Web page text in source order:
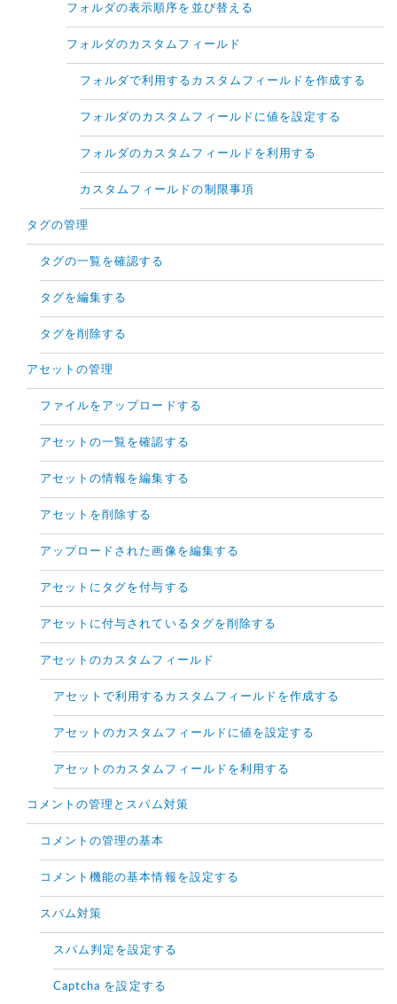
フォルダの表示順序を並び替える
フォルダのカスタムフィールド
フォルダで利用するカスタムフィールドを作成する
フォルダのカスタムフィールドに値を設定する
フォルダのカスタムフィールドを利用する
カスタムフィールドの制限事項
タグの管理
タグの一覧を確認する
タグを編集する
タグを削除する
アセットの管理
ファイルをアップロードする
アセットの一覧を確認する
アセットの情報を編集する
アセットを削除する
アップロードされた画像を編集する
アセットにタグを付与する
アセットに付与されているタグを削除する
アセットのカスタムフィールド
アセットで利用するカスタムフィールドを作成する
アセットのカスタムフィールドに値を設定する
アセットのカスタムフィールドを利用する
コメントの管理とスパム対策
コメントの管理の基本
コメント機能の基本情報を設定する
スパム対策
スパム判定を設定する
Captcha を設定する